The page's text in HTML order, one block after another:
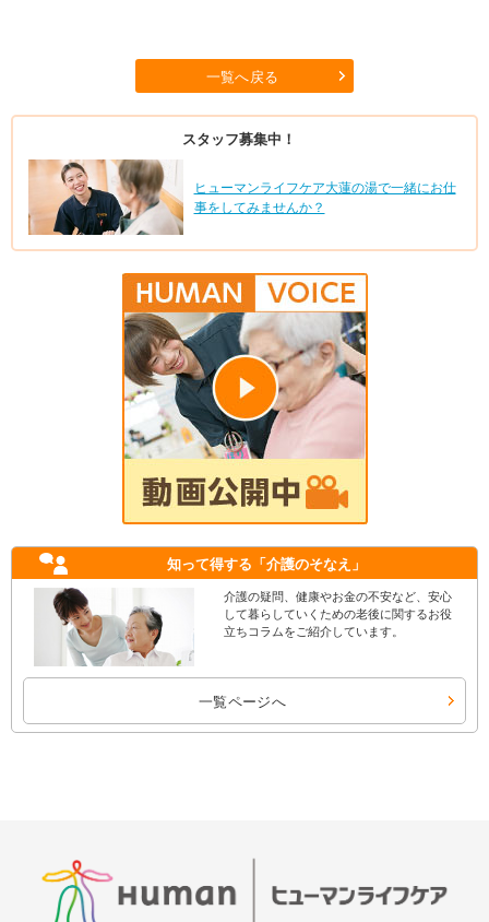
一覧へ戻る
スタッフ募集中！
ヒューマンライフケア大蓮の湯で一緒にお仕
事をしてみませんか？
知って得する 「介護のそなえ」
介護の疑問、健康やお金の不安など、安心
して暮らしていくための老後に関するお役
立ちコラムをご紹介しています。
一覧ページへ